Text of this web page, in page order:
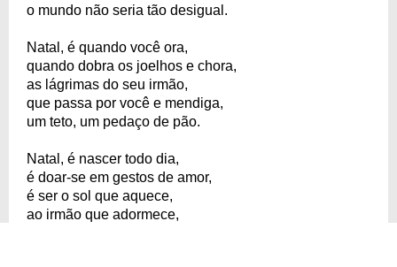
o mundo não seria tão desigual.
Natal, é quando você ora,
quando dobra os joelhos e chora,
as lágrimas do seu irmão,
que passa por você e mendiga,
um teto, um pedaço de pão.
Natal, é nascer todo dia,
é doar-se em gestos de amor,
é ser o sol que aquece,
ao irmão que adormece,